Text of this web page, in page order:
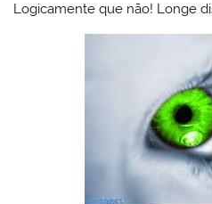
Logicamente que não! Longe